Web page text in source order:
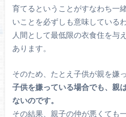
育てるということがすなわち一
いことを必ずしも意味している
人間として最低限の衣食住を与
あります。
そのため、たとえ子供が親を嫌
子供を嫌っている場合でも、親
ないのです。
その結果、親子の仲が悪くても